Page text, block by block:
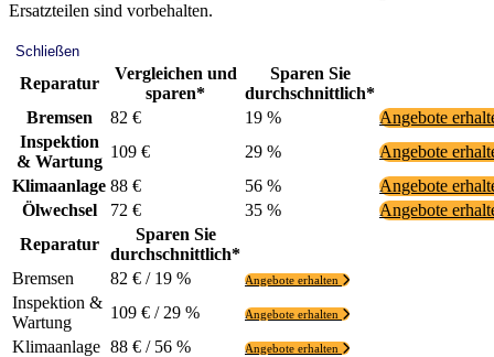
Ersatzteilen sind vorbehalten.
Schließen
Reparatur
Vergleichen und
sparen*
Sparen Sie
durchschnittlich*
Bremsen
82 € 19 %
Angebote
Inspektion
& Wartung
109 € 29 %
Angebote
Klimaanlage 88 € 56 %
Angebote
Ölwechsel
72 € 35 %
Angebote
Reparatur
Sparen Sie
durchschnittlich*
Bremsen
82 € / 19 % Angebote erhalten
Inspektion &
Wartung
109 € / 29 % Angebote erhalten
Klimaanlage 88 € / 56 % Angebote erhalten